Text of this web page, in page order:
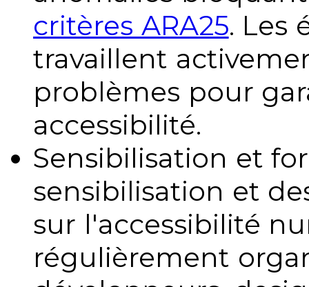
critères ARA25. Les
travaillent
problèmes pour
accessibilité.
Sensibilisation et
sensibilisation et
sur l'accessibilité
régulièrement